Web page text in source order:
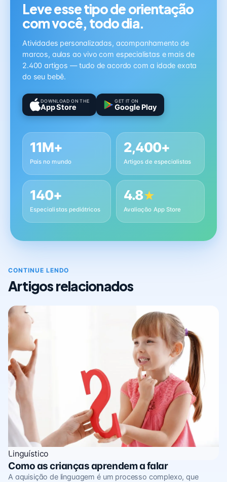
Leve esse tipo de orientação
com você, todo dia.
Atividades personalizadas, acompanhamento de
marcos, aulas ao vivo com especialistas e mais de
2.400 artigos — tudo de acordo com a idade exata
do seu bebê.
DOWNLOAD ON THE
App Store
GET IT ON
Google Play
11M+
Pais no mundo
2,400+
Artigos de especialistas
140+
Especialistas pediátricos
4.8★
Avaliação App Store
CONTINUE LENDO
Artigos relacionados
Linguístico
Como as crianças aprendem a falar
A aquisição de linguagem é um processo complexo, que